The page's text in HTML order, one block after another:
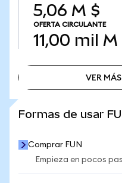
5,06 M $
OFERTA CIRCULANTE
11,00 mil M
VER
Formas de usar
Comprar FUN
Empieza en pocos